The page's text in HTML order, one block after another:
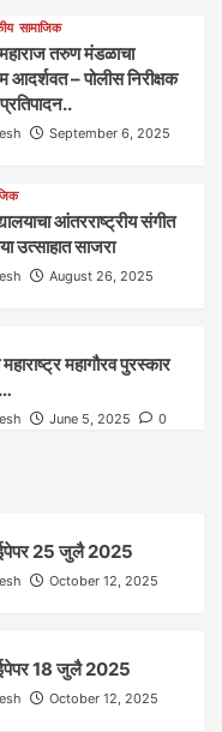
सामाजिक
तरुण मंडळाचा
– पोलीस निरीक्षक
September 6, 2025
आंतरराष्ट्रीय संगीत
उत्साहात साजरा
August 26, 2025
महागौरव‌ पुरस्कार‌‌‌
June 5, 2025 0
ईपेपर 25 जुलै 2025
October 12, 2025
18 जुलै 2025
October 12, 2025